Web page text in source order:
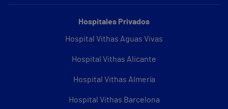
Hospitales Privados
Hospital Vithas Aguas Vivas
Hospital Vithas Alicante
Hospital Vithas Almería
Hospital Vithas Barcelona